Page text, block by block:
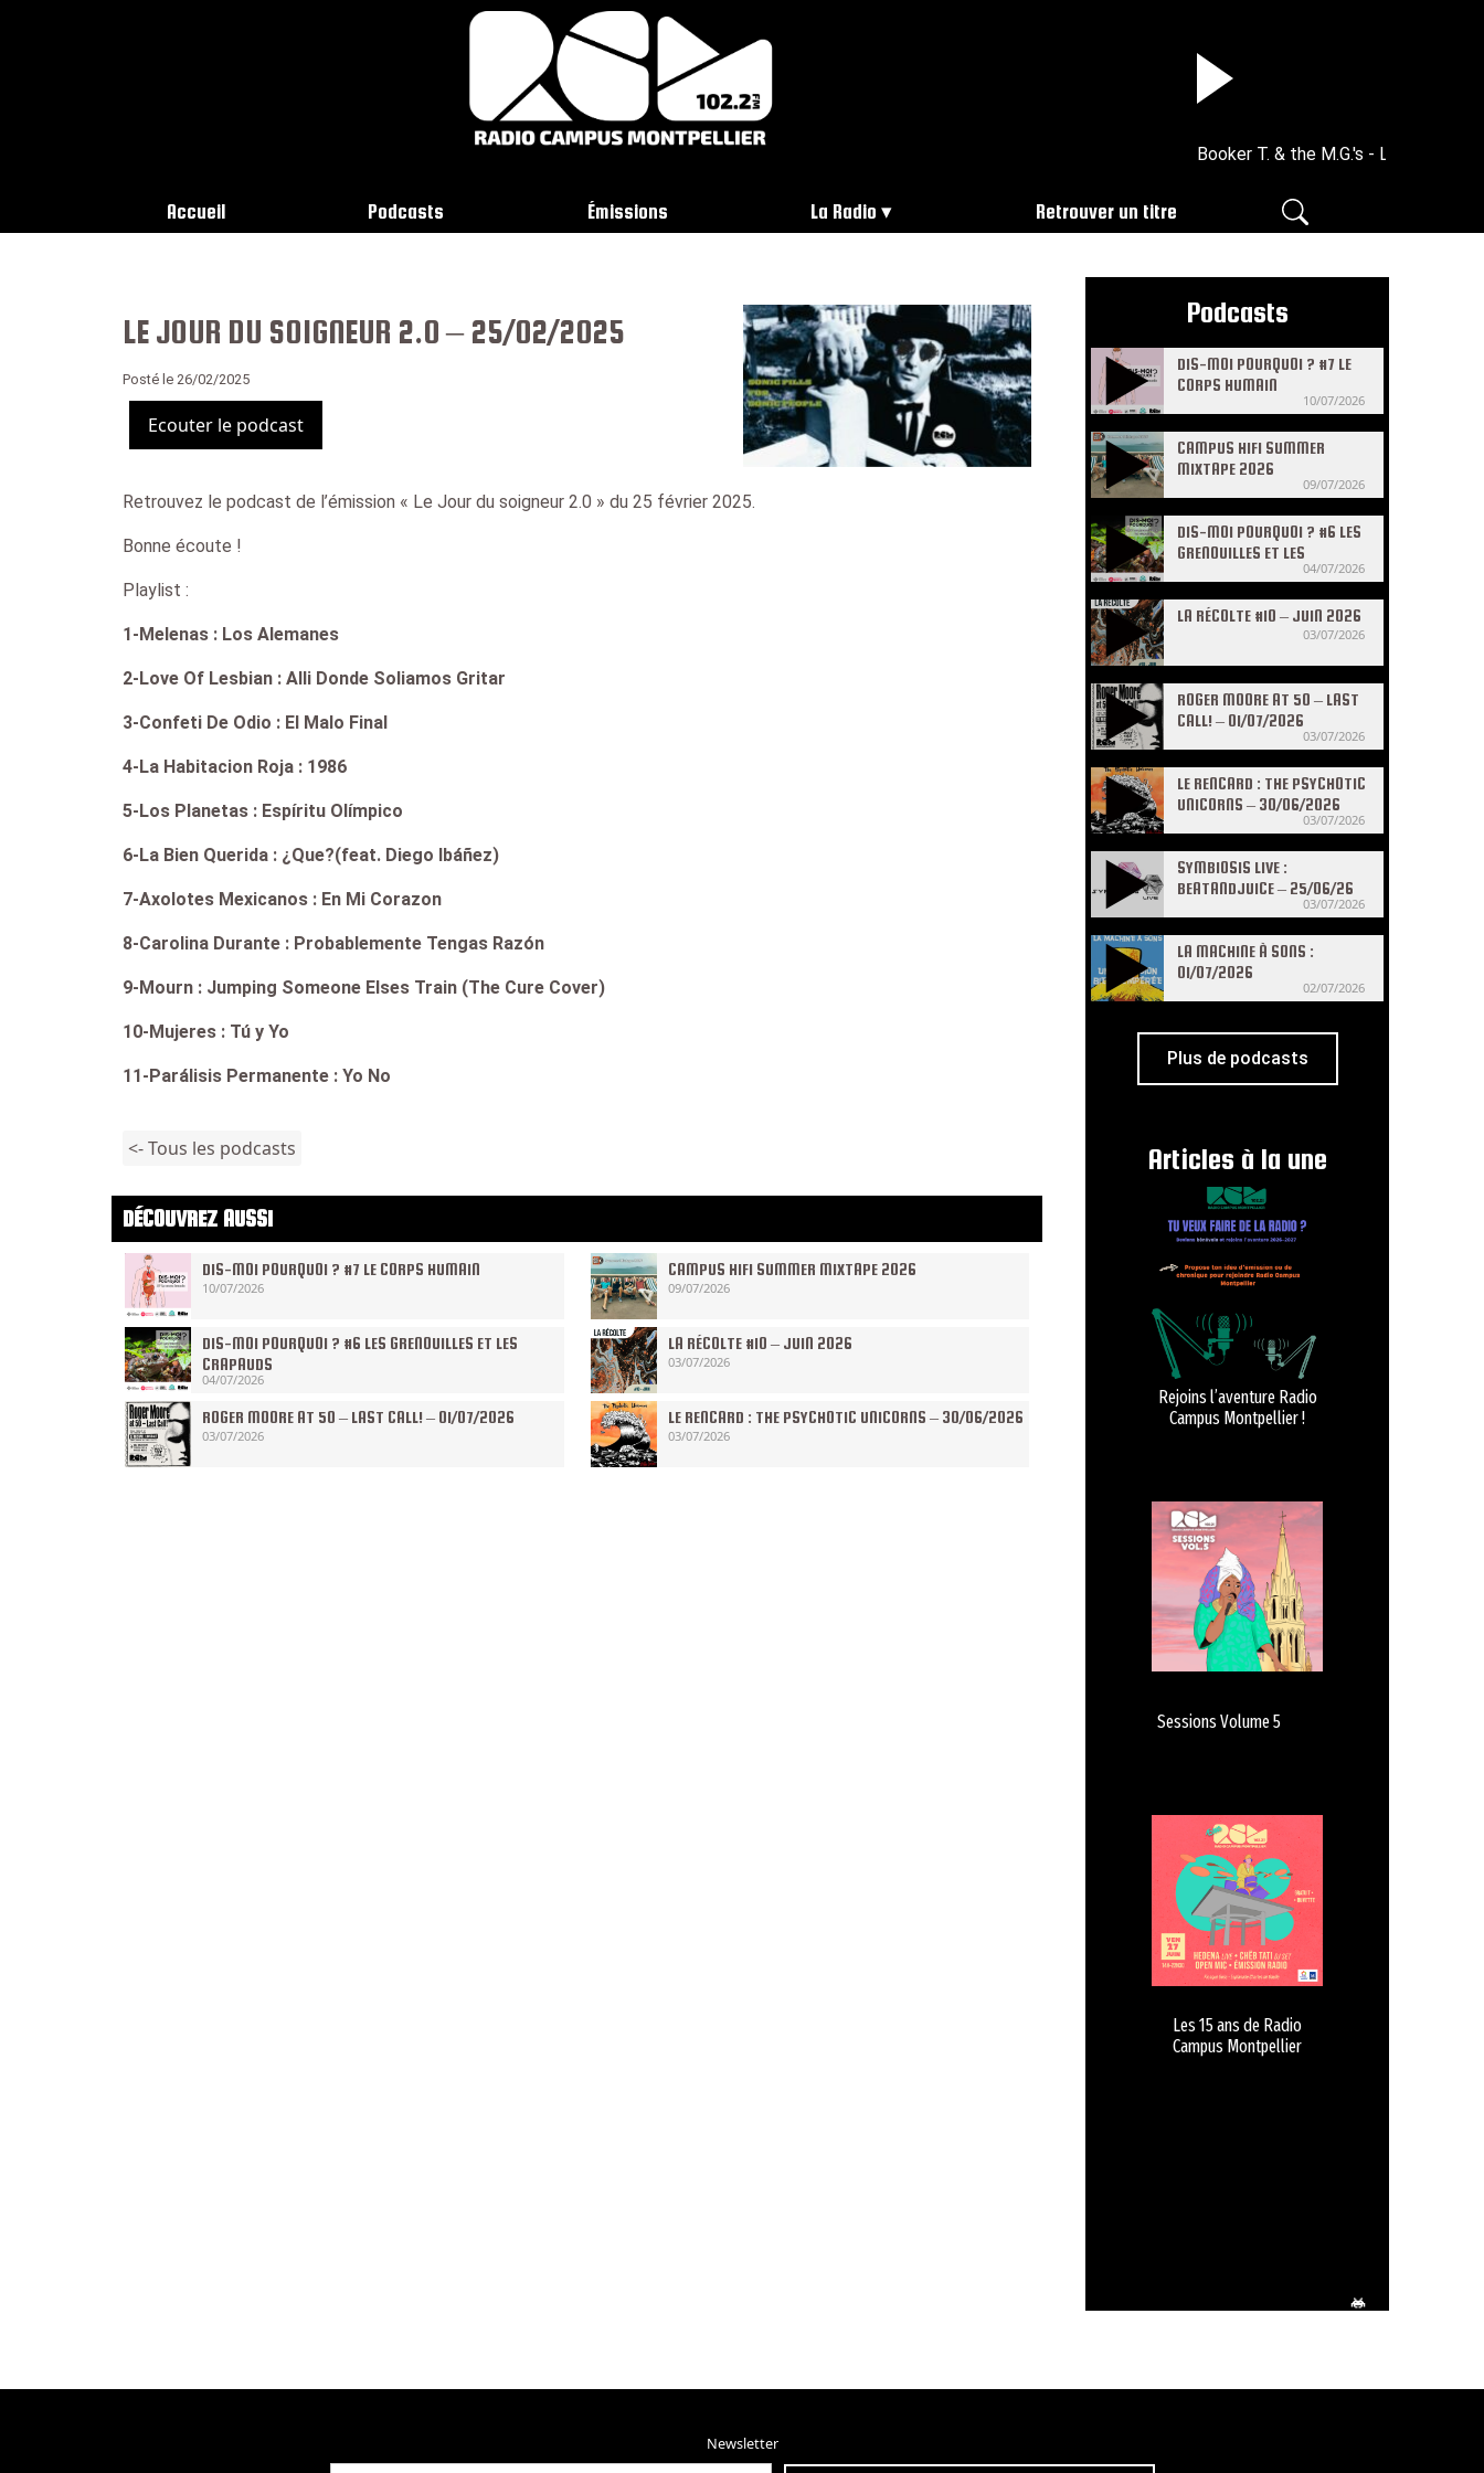
Booker T. & the M.G.'s - L.A. Jazz Song
Accueil Podcasts Émissions La Radio Retrouver un titre
LE JOUR DU SOIGNEUR 2.0 – 25/02/2025
Posté le 26/02/2025
Ecouter le podcast
Retrouvez le podcast de l’émission « Le Jour du soigneur 2.0 » du 25 février 2025.
Bonne écoute !
Playlist :
1-Melenas : Los Alemanes
2-Love Of Lesbian : Alli Donde Soliamos Gritar
3-Confeti De Odio : El Malo Final
4-La Habitacion Roja : 1986
5-Los Planetas : Espíritu Olímpico
6-La Bien Querida : ¿Que?(feat. Diego Ibáñez)
7-Axolotes Mexicanos : En Mi Corazon
8-Carolina Durante : Probablemente Tengas Razón
9-Mourn : Jumping Someone Elses Train (The Cure Cover)
10-Mujeres : Tú y Yo
11-Parálisis Permanente : Yo No
<- Tous les podcasts
DÉCOUVREZ AUSSI
DIS-MOI POURQUOI ? #7 LE CORPS HUMAIN
10/07/2026
CAMPUS HIFI SUMMER MIXTAPE 2026
09/07/2026
DIS-MOI POURQUOI ? #6 LES GRENOUILLES ET LES
CRAPAUDS
04/07/2026
LA RÉCOLTE #10 – JUIN 2026
03/07/2026
ROGER MOORE AT 50 – LAST CALL! – 01/07/2026
03/07/2026
LE RENCARD : THE PSYCHOTIC UNICORNS – 30/06/2026
03/07/2026
Podcasts
DIS-MOI POURQUOI ? #7 LE
CORPS HUMAIN
10/07/2026
CAMPUS HIFI SUMMER
MIXTAPE 2026
09/07/2026
DIS-MOI POURQUOI ? #6 LES
GRENOUILLES ET LES
04/07/2026
LA RÉCOLTE #10 – JUIN 2026
03/07/2026
ROGER MOORE AT 50 – LAST
CALL! – 01/07/2026
03/07/2026
LE RENCARD : THE PSYCHOTIC
UNICORNS – 30/06/2026
03/07/2026
SYMBIOSIS LIVE :
BEATANDJUICE – 25/06/26
03/07/2026
LA MACHINE À SONS :
01/07/2026
02/07/2026
Plus de podcasts
Articles à la une
Rejoins l’aventure Radio
Campus Montpellier !
Sessions Volume 5
Les 15 ans de Radio
Campus Montpellier
Newsletter